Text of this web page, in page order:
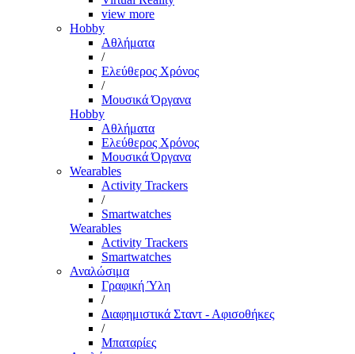
view more
Hobby
Αθλήματα
/
Ελεύθερος Χρόνος
/
Μουσικά Όργανα
Hobby
Αθλήματα
Ελεύθερος Χρόνος
Μουσικά Όργανα
Wearables
Activity Trackers
/
Smartwatches
Wearables
Activity Trackers
Smartwatches
Αναλώσιμα
Γραφική Ύλη
/
Διαφημιστικά Σταντ - Αφισοθήκες
/
Μπαταρίες